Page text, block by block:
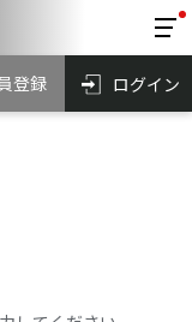
登録 ログイン